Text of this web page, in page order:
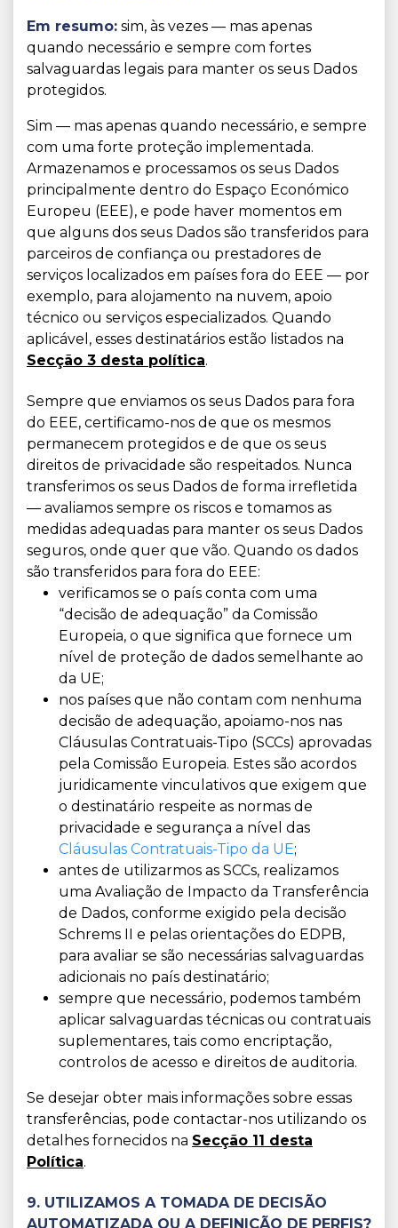
Em resumo: sim, às vezes — mas apenas
quando necessário e sempre com fortes
salvaguardas legais para manter os seus Dados
protegidos.
Sim — mas apenas quando necessário, e sempre
com uma forte proteção implementada.
Armazenamos e processamos os seus Dados
principalmente dentro do Espaço Económico
Europeu (EEE), e pode haver momentos em
que alguns dos seus Dados são transferidos para
parceiros de confiança ou prestadores de
serviços localizados em países fora do EEE — por
exemplo, para alojamento na nuvem, apoio
técnico ou serviços especializados. Quando
aplicável, esses destinatários estão listados na
Secção 3 desta política.
Sempre que enviamos os seus Dados para fora
do EEE, certificamo-nos de que os mesmos
permanecem protegidos e de que os seus
direitos de privacidade são respeitados. Nunca
transferimos os seus Dados de forma irrefletida
— avaliamos sempre os riscos e tomamos as
medidas adequadas para manter os seus Dados
seguros, onde quer que vão. Quando os dados
são transferidos para fora do EEE:
verificamos se o país conta com uma
“decisão de adequação” da Comissão
Europeia, o que significa que fornece um
nível de proteção de dados semelhante ao
da UE;
nos países que não contam com nenhuma
decisão de adequação, apoiamo-nos nas
Cláusulas Contratuais-Tipo (SCCs) aprovadas
pela Comissão Europeia. Estes são acordos
juridicamente vinculativos que exigem que
o destinatário respeite as normas de
privacidade e segurança a nível das
Cláusulas Contratuais-Tipo da UE;
antes de utilizarmos as SCCs, realizamos
uma Avaliação de Impacto da Transferência
de Dados, conforme exigido pela decisão
Schrems II e pelas orientações do EDPB,
para avaliar se são necessárias salvaguardas
adicionais no país destinatário;
sempre que necessário, podemos também
aplicar salvaguardas técnicas ou contratuais
suplementares, tais como encriptação,
controlos de acesso e direitos de auditoria.
Se desejar obter mais informações sobre essas
transferências, pode contactar-nos utilizando os
detalhes fornecidos na Secção 11 desta
Política.
9. UTILIZAMOS A TOMADA DE DECISÃO
AUTOMATIZADA OU A DEFINIÇÃO DE PERFIS?